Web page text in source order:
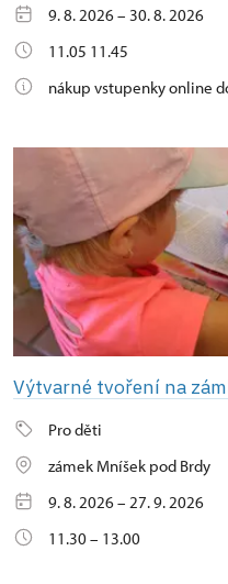
9. 8. 2026 – 30. 8. 2026
11.05 11.45
nákup vstupenky online
Výtvarné tvoření na
Pro děti
zámek Mníšek pod Brdy
9. 8. 2026 – 27. 9. 2026
11.30 – 13.00